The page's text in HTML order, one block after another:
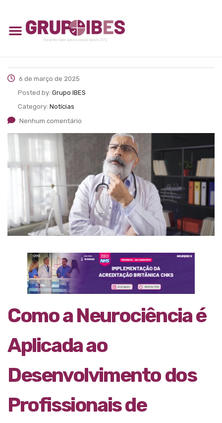
6 de março de 2025
Posted by: Grupo IBES
Category: Notícias
Nenhum comentário
Como a Neurociência é
Aplicada ao
Desenvolvimento dos
Profissionais de